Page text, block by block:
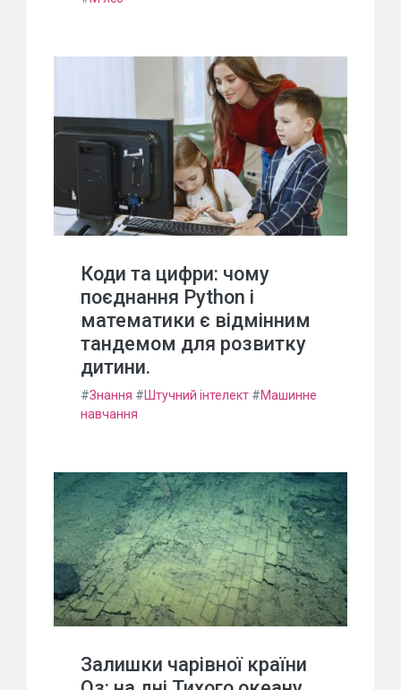
Коди та цифри: чому
поєднання Python і
математики є відмінним
тандемом для розвитку
дитини.
#Знання #Штучний інтелект #Машинне
навчання
Залишки чарівної країни